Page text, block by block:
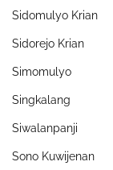
Sidomulyo Krian
Sidorejo Krian
Simomulyo
Singkalang
Siwalanpanji
Sono Kuwijenan